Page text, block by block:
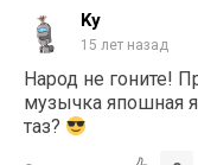
Ky
15 лет назад
Народ не гоните!
музычка япошная
таз?